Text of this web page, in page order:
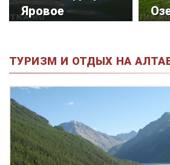
Яровое
ТУРИЗМ И ОТДЫХ НА